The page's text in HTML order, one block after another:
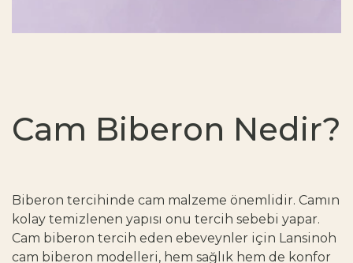
Cam Biberon Nedir?
Biberon tercihinde cam malzeme önemlidir. Camın
kolay temizlenen yapısı onu tercih sebebi yapar.
Cam biberon tercih eden ebeveynler için Lansinoh
cam biberon modelleri, hem sağlık hem de konfor